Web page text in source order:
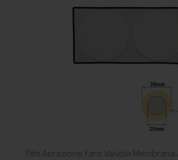
Film Aerazione Faro Valvola